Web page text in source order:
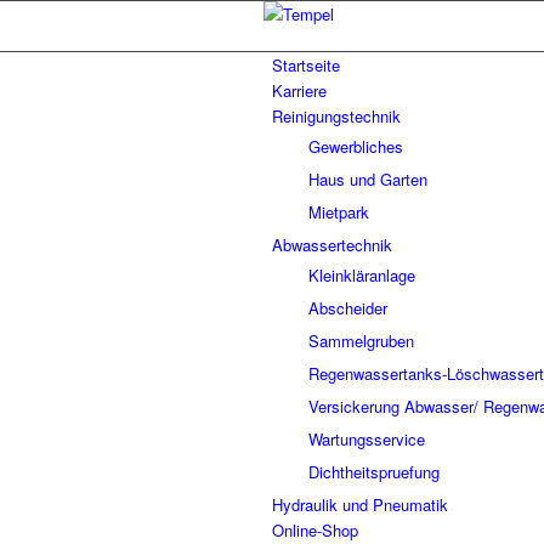
Startseite
Karriere
Reinigungstechnik
Gewerbliches
Haus und Garten
Mietpark
Abwassertechnik
Kleinkläranlage
Abscheider
Sammelgruben
Regenwassertanks-
Versickerung Abwasser/
Wartungsservice
Dichtheitspruefung
Hydraulik und Pneumatik
Online-Shop